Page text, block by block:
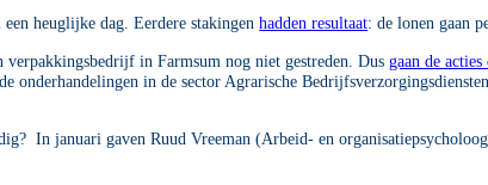
een heuglijke dag. Eerdere stakingenhadden resultaat: de lonen gaan
verpakkingsbedrijf in Farmsum nog niet gestreden. Dusgaan de acties
de onderhandelingen in de sector Agrarische
In januari gaven Ruud Vreeman (Arbeid- en